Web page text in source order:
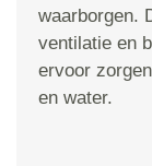
waarborgen.
ventilatie en
ervoor
en water.